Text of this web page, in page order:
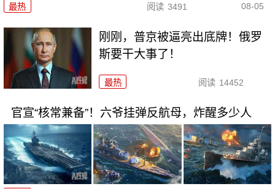
最热 阅读 3491 08-05
刚刚，普京被逼亮出底牌！俄罗
斯要干大事了！
最热 阅读 14452
官宣“核常兼备”！六爷挂弹反航母，炸醒多少人